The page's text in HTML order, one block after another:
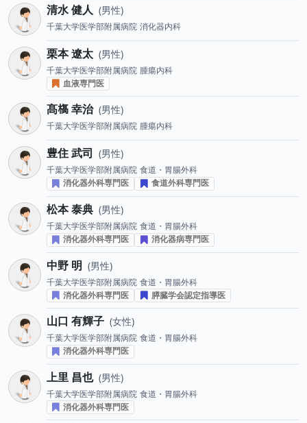
清水 健人 男性
千葉大学医学部附属病院 消化器内科
栗本 遼太 男性
千葉大学医学部附属病院 腫瘍内科
血液専門医
髙𣘺 幸治 男性
千葉大学医学部附属病院 腫瘍内科
豊住 武司 男性
千葉大学医学部附属病院 食道・胃腸外科
消化器外科専門医
食道外科専門医
松本 泰典 男性
千葉大学医学部附属病院 食道・胃腸外科
消化器外科専門医
消化器病専門医
中野 明 男性
千葉大学医学部附属病院 食道・胃腸外科
消化器外科専門医
膵臓学会認定指導医
山口 有輝子 女性
千葉大学医学部附属病院 食道・胃腸外科
消化器外科専門医
上里 昌也 男性
千葉大学医学部附属病院 食道・胃腸外科
消化器外科専門医